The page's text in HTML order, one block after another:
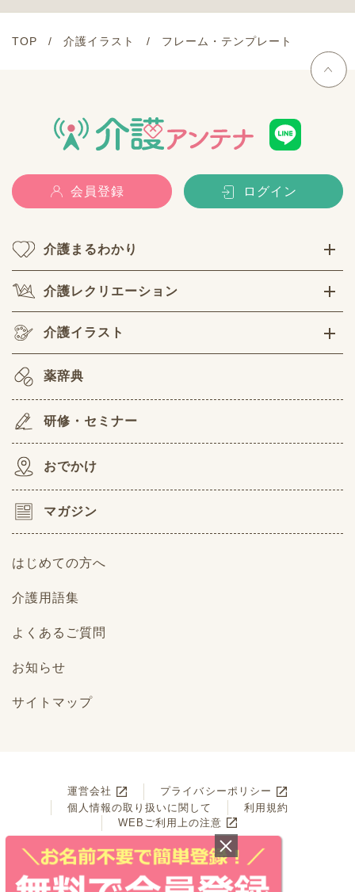
TOP 介護イラスト フレーム・テンプレート
会員登録 ログイン
介護まるわかり
介護レクリエーション
介護イラスト
薬辞典
研修・セミナー
おでかけ
マガジン
はじめての方へ
介護用語集
よくあるご質問
お知らせ
サイトマップ
運営会社
プライバシーポリシー
個人情報の取り扱いに関して
利用規約
WEBご利用上の注意